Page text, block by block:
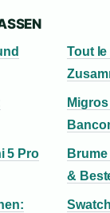
Tout
5 Pro
&